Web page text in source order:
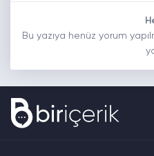
Bu yazıya henüz yorum